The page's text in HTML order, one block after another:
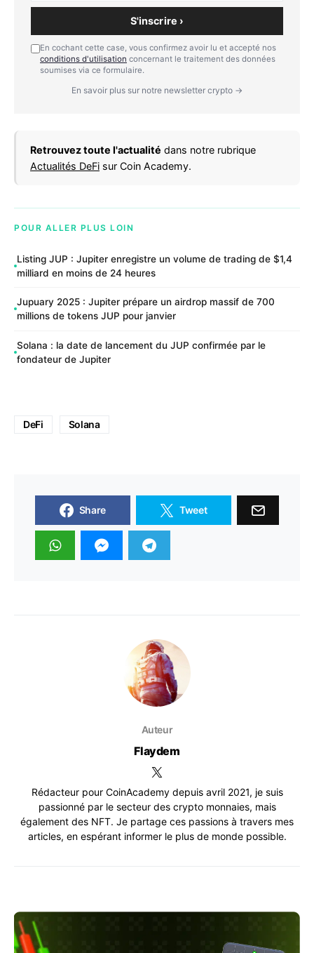
S'inscrire ›
En cochant cette case, vous confirmez avoir lu et accepté nos
conditions d'utilisation concernant le traitement des données
soumises via ce formulaire.
En savoir plus sur notre newsletter crypto →
Retrouvez toute l'actualité dans notre rubrique
Actualités DeFi sur Coin Academy.
POUR ALLER PLUS LOIN
Listing JUP : Jupiter enregistre un volume de trading de $1,4
milliard en moins de 24 heures
Jupuary 2025 : Jupiter prépare un airdrop massif de 700
millions de tokens JUP pour janvier
Solana : la date de lancement du JUP confirmée par le
fondateur de Jupiter
DeFi Solana
Share Tweet
Auteur
Flaydem
Rédacteur pour CoinAcademy depuis avril 2021, je suis
passionné par le secteur des crypto monnaies, mais
également des NFT. Je partage ces passions à travers mes
articles, en espérant informer le plus de monde possible.